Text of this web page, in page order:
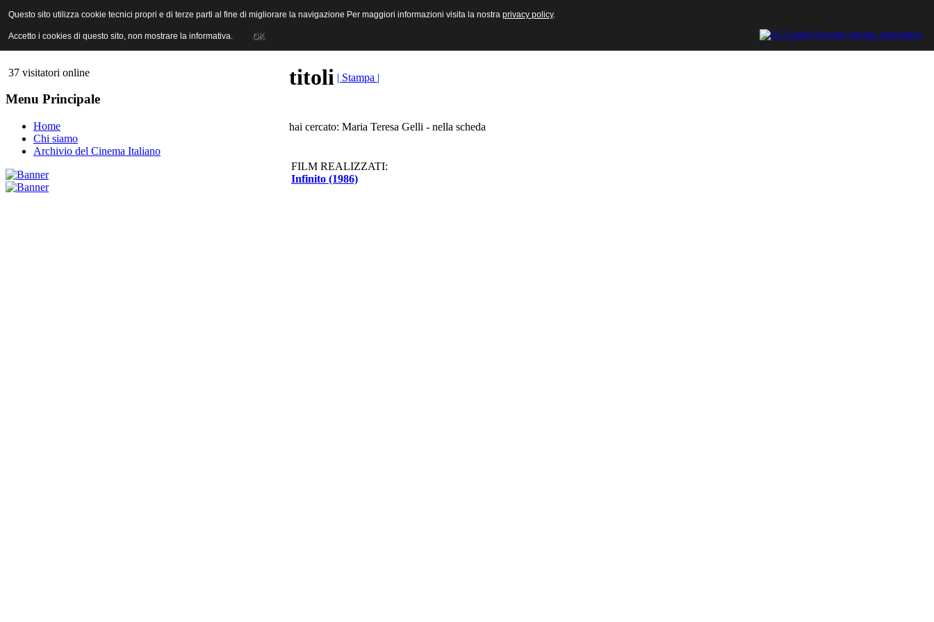
ANICA | Associazione Nazionale Industrie Cinematografiche Audiovisive e Multimediali
37 visitatori online
Menu Principale
Home
Chi siamo
Archivio del Cinema Italiano
titoli | Stampa |
hai cercato: Maria Teresa Gelli - nella scheda
FILM REALIZZATI:
Infinito (1986)
Questo sito utilizza cookie tecnici propri e di terze parti al fine di migliorare la navigazione Per maggiori informazioni visita la nostra privacy policy.
Accetto i cookies di questo sito, non mostrare la informativa. OK
Questo sito utilizza cookie tecnici propri e di terze parti al fine di migliorare la navigazione Per maggiori informazioni visita la nostra privacy policy.
Accetto i cookies di questo sito, non mostrare la informativa. OK